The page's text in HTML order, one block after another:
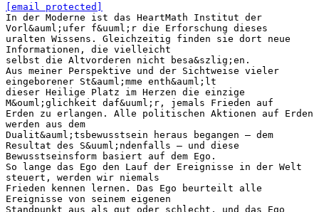
[email protected]
In der Moderne ist das HeartMath Institut der
Vorl&auml;ufer f&uuml;r die Erforschung dieses
uralten Wissens. Gleichzeitig finden sie dort neue
Informationen, die vielleicht
selbst die Altvorderen nicht besa&szlig;en.
Aus meiner Perspektive und der Sichtweise vieler
eingeborener St&auml;mme enth&auml;lt
dieser Heilige Platz im Herzen die einzige
M&ouml;glichkeit daf&uuml;r, jemals Frieden auf
Erden zu erlangen. Alle politischen Aktionen auf Erden
werden aus dem
Dualit&auml;tsbewusstsein heraus begangen – dem
Resultat des S&uuml;ndenfalls – und diese
Bewusstseinsform basiert auf dem Ego.
So lange das Ego den Lauf der Ereignisse in der Welt
steuert, werden wir niemals
Frieden kennen lernen. Das Ego beurteilt alle
Ereignisse von seinem eigenen
Standpunkt aus als gut oder schlecht, und das Ego